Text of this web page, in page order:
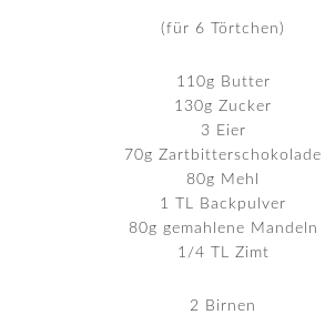
(für 6 Törtchen)
110g Butter
130g Zucker
3 Eier
70g Zartbitterschokolade
80g Mehl
1 TL Backpulver
80g gemahlene Mandeln
1/4 TL Zimt
2 Birnen